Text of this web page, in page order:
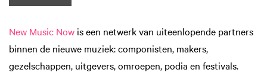
New Music Now is een netwerk van uiteenlopende partners
binnen de nieuwe muziek: componisten, makers,
gezelschappen, uitgevers, omroepen, podia en festivals.